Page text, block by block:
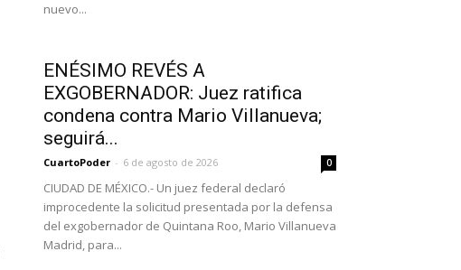
nuevo...
ENÉSIMO REVÉS A
EXGOBERNADOR: Juez ratifica
condena contra Mario Villanueva;
seguirá...
CuartoPoder - 6 de agosto de 2026 0
CIUDAD DE MÉXICO.- Un juez federal declaró
improcedente la solicitud presentada por la defensa
del exgobernador de Quintana Roo, Mario Villanueva
Madrid, para...